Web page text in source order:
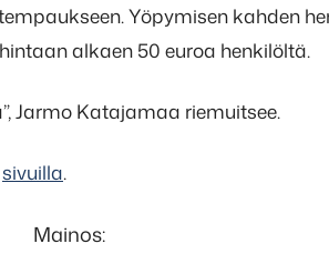
Yöpymisen kahden
alkaen 50 euroa henkilöltä.
Jarmo Katajamaa riemuitsee.
sivuilla.
Mainos: